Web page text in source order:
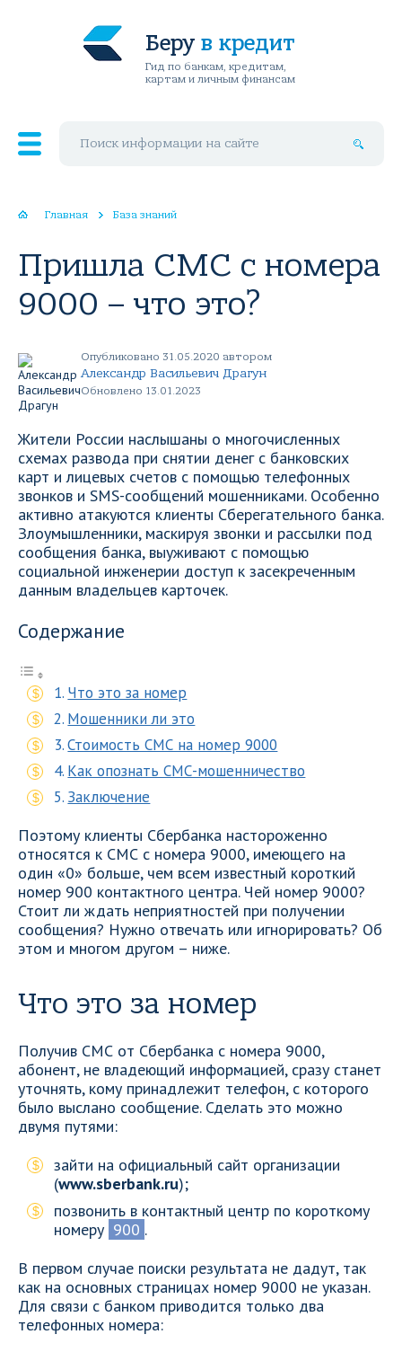
Беру в кредит
Гид по банкам, кредитам,
картам и личным финансам
Главная База знаний
Пришла СМС с номера
9000 – что это?
Опубликовано 31.05.2020 автором
Александр Васильевич Драгун
Обновлено 13.01.2023
Жители России наслышаны о многочисленных
схемах развода при снятии денег с банковских
карт и лицевых счетов с помощью телефонных
звонков и SMS-сообщений мошенниками. Особенно
активно атакуются клиенты Сберегательного банка.
Злоумышленники, маскируя звонки и рассылки под
сообщения банка, выуживают с помощью
социальной инженерии доступ к засекреченным
данным владельцев карточек.
Содержание
Что это за номер
Мошенники ли это
Стоимость СМС на номер 9000
Как опознать СМС-мошенничество
Заключение
Поэтому клиенты Сбербанка настороженно
относятся к СМС с номера 9000, имеющего на
один «0» больше, чем всем известный короткий
номер 900 контактного центра. Чей номер 9000?
Стоит ли ждать неприятностей при получении
сообщения? Нужно отвечать или игнорировать? Об
этом и многом другом – ниже.
Что это за номер
Получив СМС от Сбербанка с номера 9000,
абонент, не владеющий информацией, сразу станет
уточнять, кому принадлежит телефон, с которого
было выслано сообщение. Сделать это можно
двумя путями:
зайти на официальный сайт организации
(www.sberbank.ru);
позвонить в контактный центр по короткому
номеру 900 .
В первом случае поиски результата не дадут, так
как на основных страницах номер 9000 не указан.
Для связи с банком приводится только два
телефонных номера: